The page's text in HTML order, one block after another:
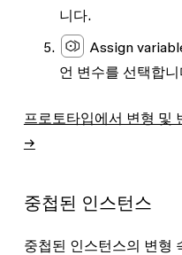
니다.
Assign
언 변수를 선택합니
프로토타입에서 변형 및
→
중첩된 인스턴스
중첩된 인스턴스의 변형